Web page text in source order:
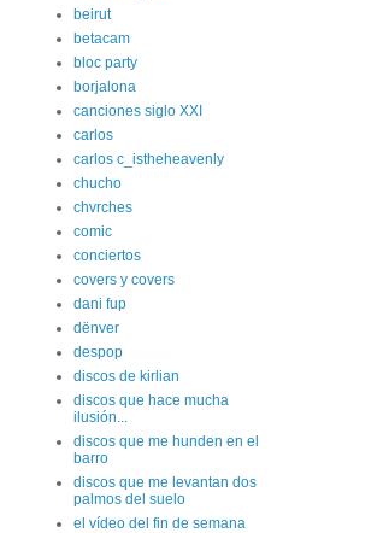
beirut
betacam
bloc party
borjalona
canciones siglo XXI
carlos
carlos c_istheheavenly
chucho
chvrches
comic
conciertos
covers y covers
dani fup
dënver
despop
discos de kirlian
discos que hace mucha
ilusión...
discos que me hunden en el
barro
discos que me levantan dos
palmos del suelo
el vídeo del fin de semana